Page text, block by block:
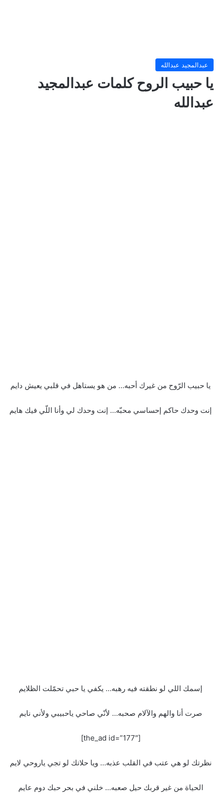
عبدالمجيد عبدالله
يا حبيب الروح كلمات عبدالمجيد
عبدالله
يا حبيب الرّوح من غيرك أحبه… من هو يستاهل في قلبي يعيش دايم
إنت وحدك حاكم إحساسي محبّه… إنت وحدك لي وأنا اللّي فيك هايم
إسمك اللي لو نطقته فيه رهبه… يكفي يا حبي تحمّلت الظلايم
صرت أنا والهم والآلام صحبه… لأنّي صاحي ياحبيبي ولأني نايم
[the_ad id=”177″]
نظرتك لو هي عتب في القلب عذبه… ويا حلاتك لو تجي ياروحي لايم
الحياة من غير قربك حيل صعبه… خلني في بحر حبك دوم عايم